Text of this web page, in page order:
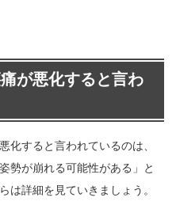
が悪化すると言わ
化すると言われているのは、
勢が崩れる可能性がある」と
は詳細を見ていきましょう。